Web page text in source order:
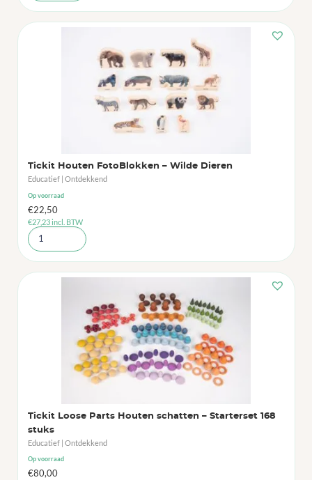
Tickit Houten FotoBlokken – Wilde Dieren
Educatief | Ontdekkend
Op voorraad
€22,50
€27,23incl. BTW
Tickit Loose Parts Houten schatten – Starterset 168
stuks
Educatief | Ontdekkend
Op voorraad
€80,00